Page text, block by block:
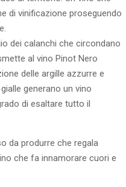
di vinificazione proseguendo
dei calanchi che circondano
al vino Pinot Nero
delle argille azzurre e
generano un vino
di esaltare tutto il
da produrre che regala
che fa innamorare cuori e